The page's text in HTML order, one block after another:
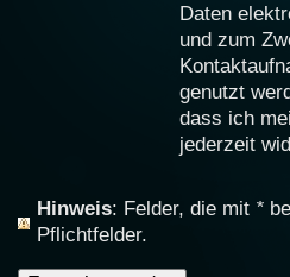
Daten
und zum
genutzt
dass ich
jederzeit
Hinweis : Felder, die mit *
Pflichtfelder.